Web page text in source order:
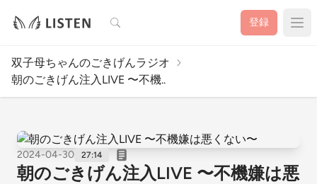
検索 登録
双子母ちゃんのごきげんラジオ
朝のごきげん注入LIVE 〜不機..
2024-04-30 27:14
朝のごきげん注入LIVE 〜不機嫌は悪